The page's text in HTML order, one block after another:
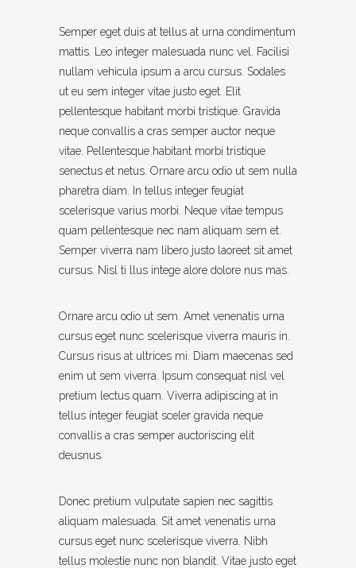
Semper eget duis at tellus at urna condimentum
mattis. Leo integer malesuada nunc vel. Facilisi
nullam vehicula ipsum a arcu cursus. Sodales
ut eu sem integer vitae justo eget. Elit
pellentesque habitant morbi tristique. Gravida
neque convallis a cras semper auctor neque
vitae. Pellentesque habitant morbi tristique
senectus et netus. Ornare arcu odio ut sem nulla
pharetra diam. In tellus integer feugiat
scelerisque varius morbi. Neque vitae tempus
quam pellentesque nec nam aliquam sem et.
Semper viverra nam libero justo laoreet sit amet
cursus. Nisl ti llus intege alore dolore nus mas.
Ornare arcu odio ut sem. Amet venenatis urna
cursus eget nunc scelerisque viverra mauris in.
Cursus risus at ultrices mi. Diam maecenas sed
enim ut sem viverra. Ipsum consequat nisl vel
pretium lectus quam. Viverra adipiscing at in
tellus integer feugiat sceler gravida neque
convallis a cras semper auctoriscing elit
deusnus.
Donec pretium vulputate sapien nec sagittis
aliquam malesuada. Sit amet venenatis urna
cursus eget nunc scelerisque viverra. Nibh
tellus molestie nunc non blandit. Vitae justo eget